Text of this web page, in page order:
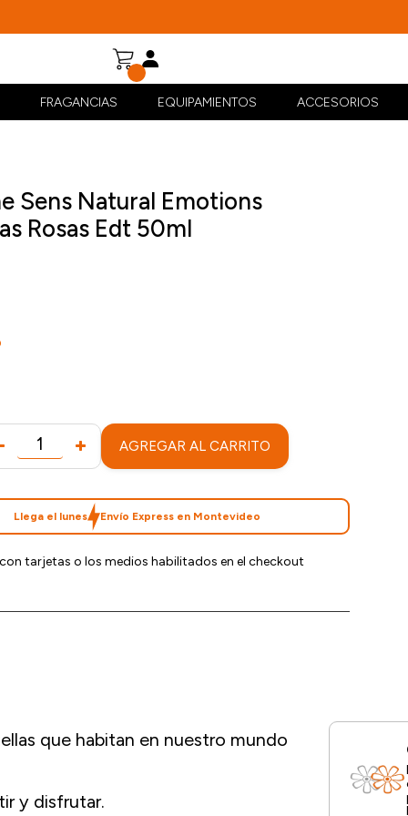
FRAGANCIAS EQUIPAMIENTOS ACCESORIOS
Sens Natural Emotions
Rosas Edt 50ml
AGREGAR AL CARRITO
Llega el lunes Envío Express en Montevideo
tarjetas o los medios habilitados en el checkout
que habitan en nuestro mundo
y disfrutar.